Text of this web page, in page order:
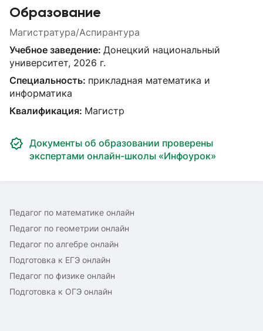
Образование
Магистратура/Аспирантура
Учебное заведение: Донецкий национальный
университет, 2026 г.
Специальность: прикладная математика и
информатика
Квалификация: Магистр
Документы об образовании проверены
экспертами онлайн-школы «Инфоурок»
Педагог по математике онлайн
Педагог по геометрии онлайн
Педагог по алгебре онлайн
Подготовка к ЕГЭ онлайн
Педагог по физике онлайн
Подготовка к ОГЭ онлайн